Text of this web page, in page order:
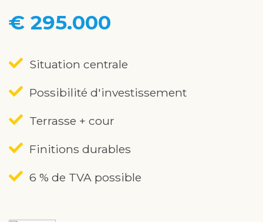
€ 295.000
Situation centrale
Possibilité d'investissement
Terrasse + cour
Finitions durables
6 % de TVA possible